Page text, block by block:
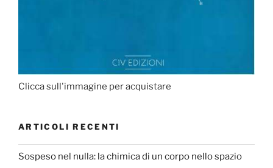
Clicca sull'immagine per acquistare
ARTICOLI RECENTI
Sospeso nel nulla: la chimica di un corpo nello spazio